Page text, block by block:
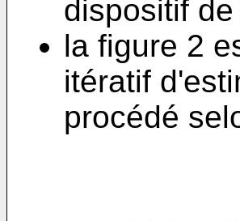
dispositif
la figure 2
itératif
procédé